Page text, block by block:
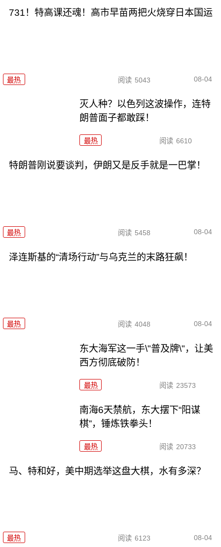
731！特高课还魂！高市早苗两把火烧穿日本国运
最热 阅读 5043 08-04
灭人种？以色列这波操作，连特
朗普面子都敢踩！
最热 阅读 6610
特朗普刚说要谈判，伊朗又是反手就是一巴掌！
最热 阅读 5458 08-04
泽连斯基的“清场行动”与乌克兰的末路狂飙！
最热 阅读 4048 08-04
东大海军这一手\"普及牌\"，让美
西方彻底破防！
最热 阅读 23573
南海6天禁航，东大摆下“阳谋
棋”，锤炼铁拳头！
最热 阅读 20733
马、特和好，美中期选举这盘大棋，水有多深？
最热 阅读 6123 08-04